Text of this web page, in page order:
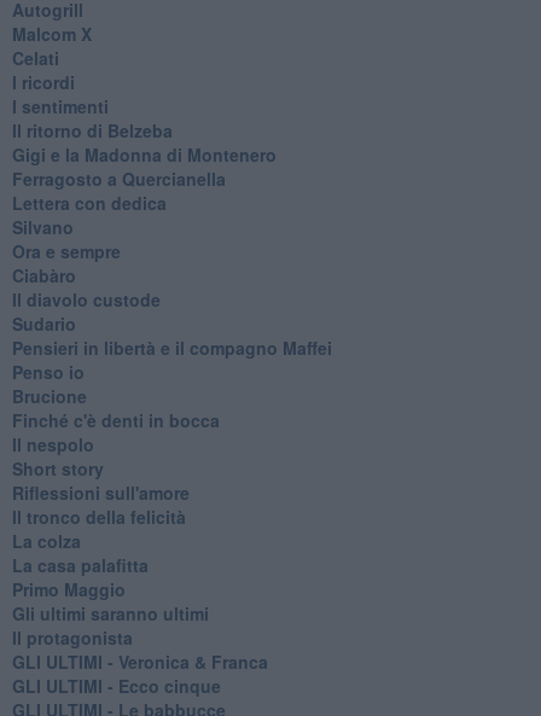
Autogrill
Malcom X
Celati
I ricordi
I sentimenti
Il ritorno di Belzeba
Gigi e la Madonna di Montenero
Ferragosto a Quercianella
Lettera con dedica
Silvano
Ora e sempre
Ciabàro
Il diavolo custode
Sudario
Pensieri in libertà e il compagno Maffei
Penso io
Brucione
Finché c'è denti in bocca
Il nespolo
Short story
Riflessioni sull'amore
Il tronco della felicità
La colza
La casa palafitta
Primo Maggio
Gli ultimi saranno ultimi
Il protagonista
GLI ULTIMI - Veronica & Franca
GLI ULTIMI - Ecco cinque
GLI ULTIMI - Le babbucce